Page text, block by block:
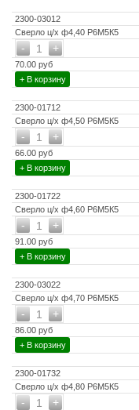
2300-03012
Сверло ц/х ф4,40 Р6М5К5
+
- 1
70.00 руб
+ В корзину
2300-01712
Сверло ц/х ф4,50 Р6М5К5
+
- 1
66.00 руб
+ В корзину
2300-01722
Сверло ц/х ф4,60 Р6М5К5
+
- 1
91.00 руб
+ В корзину
2300-03022
Сверло ц/х ф4,70 Р6М5К5
+
- 1
86.00 руб
+ В корзину
2300-01732
Сверло ц/х ф4,80 Р6М5К5
+
- 1